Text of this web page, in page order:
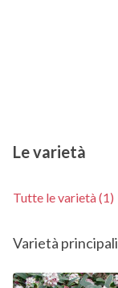
Le varietà
Tutte le varietà (1)
Varietà principali